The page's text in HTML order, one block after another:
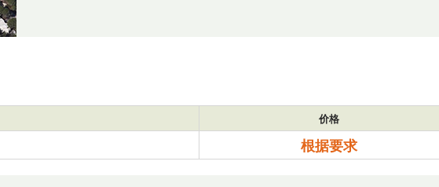
价格
根据要求